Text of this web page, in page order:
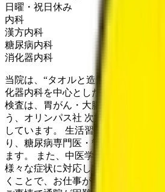
日曜・祝日 休み
内科
漢方内科
糖尿病内科
消化器内科
当院は、“タオルと造船の街”今治市
化器内科を中心とした診療を行って
検査は、胃がん・大腸がんをできる
う、オリンパス社 次世代内視鏡シス
しています。 生活習慣病では、特
り、糖尿病専門医・管理栄養士が診
ます。 また、中医学理論による漢方
様々な症状に対応しています。 オ
くことで、お仕事が忙しい方や、交